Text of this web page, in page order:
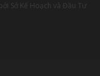
Sở Kế Hoạch và Đầu Tư